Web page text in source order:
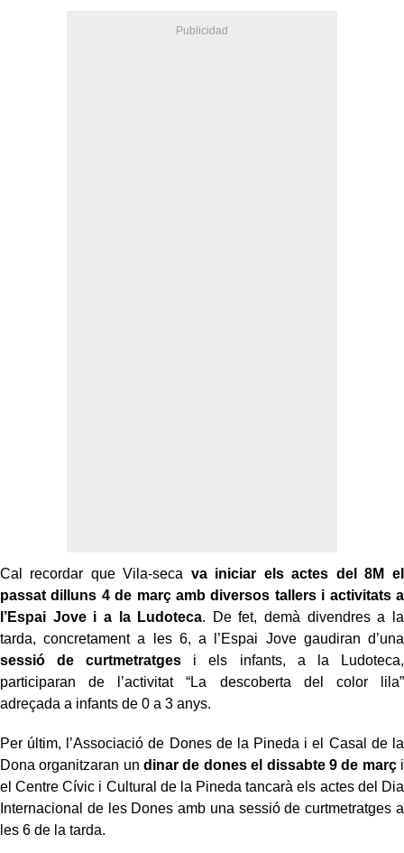
Cal recordar que Vila-seca va iniciar els actes del 8M el
passat dilluns 4 de març amb diversos tallers i activitats a
l’Espai Jove i a la Ludoteca. De fet, demà divendres a la
tarda, concretament a les 6, a l’Espai Jove gaudiran d’una
sessió de curtmetratges i els infants, a la Ludoteca,
participaran de l’activitat “La descoberta del color lila”
adreçada a infants de 0 a 3 anys.
Per últim, l’Associació de Dones de la Pineda i el Casal de la
Dona organitzaran undinar de dones el dissabte 9 de marçi
el Centre Cívic i Cultural de la Pineda tancarà els actes del Dia
Internacional de les Dones amb una sessió de curtmetratges a
les 6 de la tarda.